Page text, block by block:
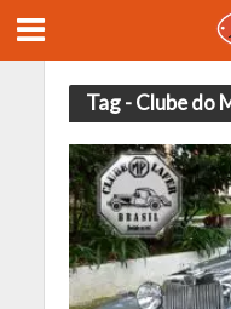
Tag - Clube do